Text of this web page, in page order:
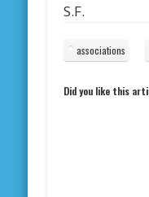
S.F.
associations
Did you like this